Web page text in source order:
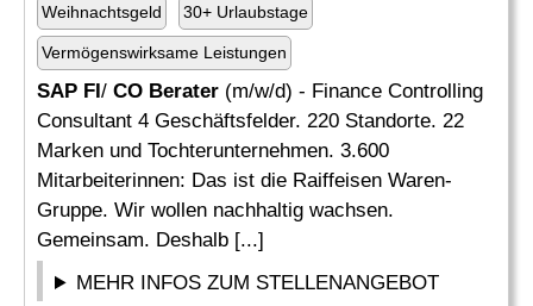
Weihnachtsgeld 30+ Urlaubstage
Vermögenswirksame Leistungen
SAP FI/ CO Berater (m/w/d) - Finance Controlling
Consultant 4 Geschäftsfelder. 220 Standorte. 22
Marken und Tochterunternehmen. 3.600
Mitarbeiterinnen: Das ist die Raiffeisen Waren-
Gruppe. Wir wollen nachhaltig wachsen.
Gemeinsam. Deshalb [...]
MEHR INFOS ZUM STELLENANGEBOT